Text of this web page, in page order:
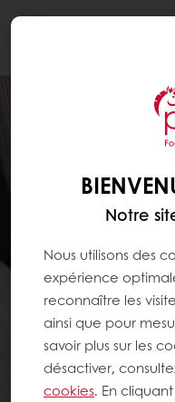
Notre
Nous utilisons des
expérience
reconnaître les
ainsi que pour
savoir plus sur les
désactiver,
cookies. En